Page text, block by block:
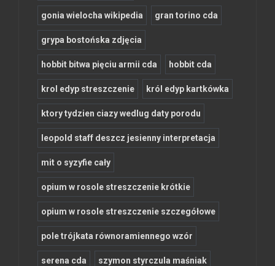
gonia wielocha wikipedia gran torino cda
grypa bostońska zdjęcia
hobbit bitwa pięciu armii cda hobbit cda
krol edyp streszczenie król edyp kartkówka
ktory tydzien ciazy wedlug daty porodu
leopold staff deszcz jesienny interpretacja
mit o syzyfie cały
opium w rosole streszczenie krótkie
opium w rosole streszczenie szczegółowe
pole trójkata równoramiennego wzór
serena cda szymon styrczula maśniak